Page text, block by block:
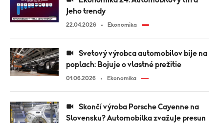
jeho trendy
22.04.2026 Ekonomika
poplach: Bojuje o vlastné prežitie
01.06.2026 Ekonomika
Slovensku? Automobilka zvažuje presun